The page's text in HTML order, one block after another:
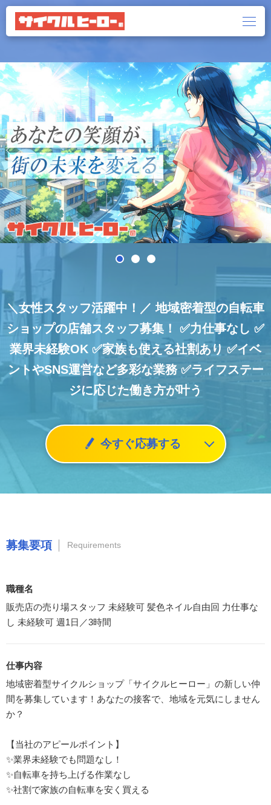
＼女性スタッフ活躍中！／ 地域密着型の自転車
ショップの店舗スタッフ募集！
✅力仕事なし ✅
業界未経験OK ✅家族も使える社割あり✅イベ
ントやSNS運営など多彩な業務✅ライフステー
ジに応じた働き方が叶う
今すぐ応募する
募集要項 Requirements
職種名
販売店の売り場スタッフ 未経験可 髪色ネイル自由回 力仕事な
し 未経験可 週1日／3時間
仕事内容
地域密着型サイクルショップ「サイクルヒーロー」の新しい仲
間を募集しています！あなたの接客で、地域を元気にしません
か？
【当社のアピールポイント】
✨業界未経験でも問題なし！
✨自転車を持ち上げる作業なし
✨社割で家族の自転車を安く買える